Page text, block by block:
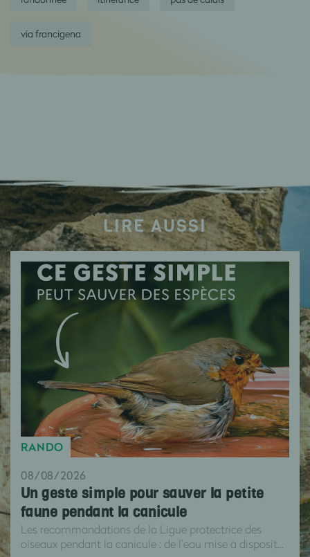
via francigena
LIRE AUSSI
RANDO
08/08/2026
Un geste simple pour sauver la petite
faune pendant la canicule
Les recommandations de la Ligue protectrice des
oiseaux pendant la canicule : de l’eau mise à disposit...